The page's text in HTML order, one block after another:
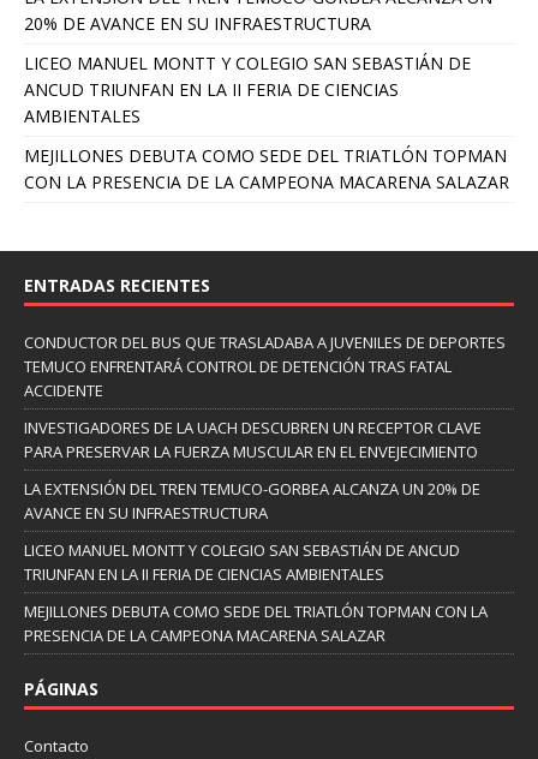
20% DE AVANCE EN SU INFRAESTRUCTURA
LICEO MANUEL MONTT Y COLEGIO SAN SEBASTIÁN DE
ANCUD TRIUNFAN EN LA II FERIA DE CIENCIAS
AMBIENTALES
MEJILLONES DEBUTA COMO SEDE DEL TRIATLÓN TOPMAN
CON LA PRESENCIA DE LA CAMPEONA MACARENA SALAZAR
ENTRADAS RECIENTES
CONDUCTOR DEL BUS QUE TRASLADABA A JUVENILES DE DEPORTES
TEMUCO ENFRENTARÁ CONTROL DE DETENCIÓN TRAS FATAL
ACCIDENTE
INVESTIGADORES DE LA UACH DESCUBREN UN RECEPTOR CLAVE
PARA PRESERVAR LA FUERZA MUSCULAR EN EL ENVEJECIMIENTO
LA EXTENSIÓN DEL TREN TEMUCO-GORBEA ALCANZA UN 20% DE
AVANCE EN SU INFRAESTRUCTURA
LICEO MANUEL MONTT Y COLEGIO SAN SEBASTIÁN DE ANCUD
TRIUNFAN EN LA II FERIA DE CIENCIAS AMBIENTALES
MEJILLONES DEBUTA COMO SEDE DEL TRIATLÓN TOPMAN CON LA
PRESENCIA DE LA CAMPEONA MACARENA SALAZAR
PÁGINAS
Contacto